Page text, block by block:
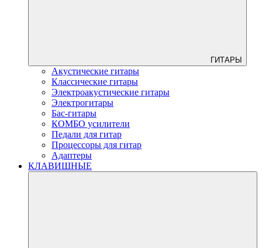
ГИТАРЫ
Акустические гитары
Классические гитары
Электроакустические гитары
Электрогитары
Бас-гитары
КОМБО усилители
Педали для гитар
Процессоры для гитар
Адаптеры
КЛАВИШНЫЕ